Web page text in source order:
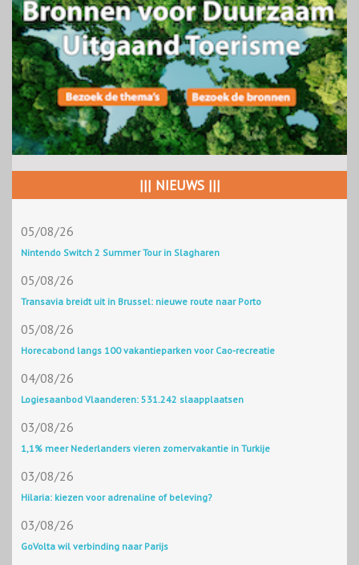
||| NIEUWS |||
05/08/26
Nintendo Switch 2 Summer Tour in Slagharen
05/08/26
Transavia breidt uit in Brussel: nieuwe route naar Porto
05/08/26
Horecabond langs 100 vakantieparken voor Cao-recreatie
04/08/26
Logiesaanbod Vlaanderen: 531.242 slaapplaatsen
03/08/26
1,1% meer Nederlanders vieren zomervakantie in Turkije
03/08/26
Hilaria: kiezen voor adrenaline of beleving?
03/08/26
GoVolta wil verbinding naar Parijs